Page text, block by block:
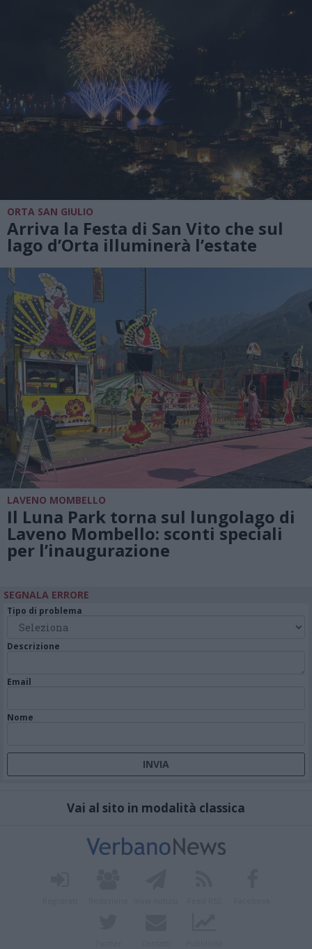
ORTA SAN GIULIO
Arriva la Festa di San Vito che sul
lago d’Orta illuminerà l’estate
LAVENO MOMBELLO
Il Luna Park torna sul lungolago di
Laveno Mombello: sconti speciali
per l’inaugurazione
SEGNALA ERRORE
Tipo di problema
Descrizione
Email
Nome
Vai al sito in modalità classica